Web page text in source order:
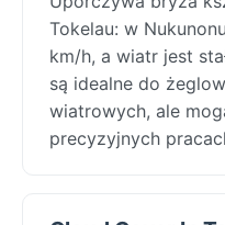
Tokelau: w
km/h, a wiatr jest
są idealne do
wiatrowych, ale
precyzyjnych